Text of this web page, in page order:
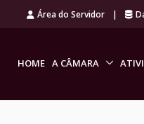
Área do Servidor |
HOME A CÂMARA